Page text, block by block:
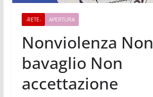
-RETE- APERTURA
Nonviolenza Non
bavaglio Non
accettazione